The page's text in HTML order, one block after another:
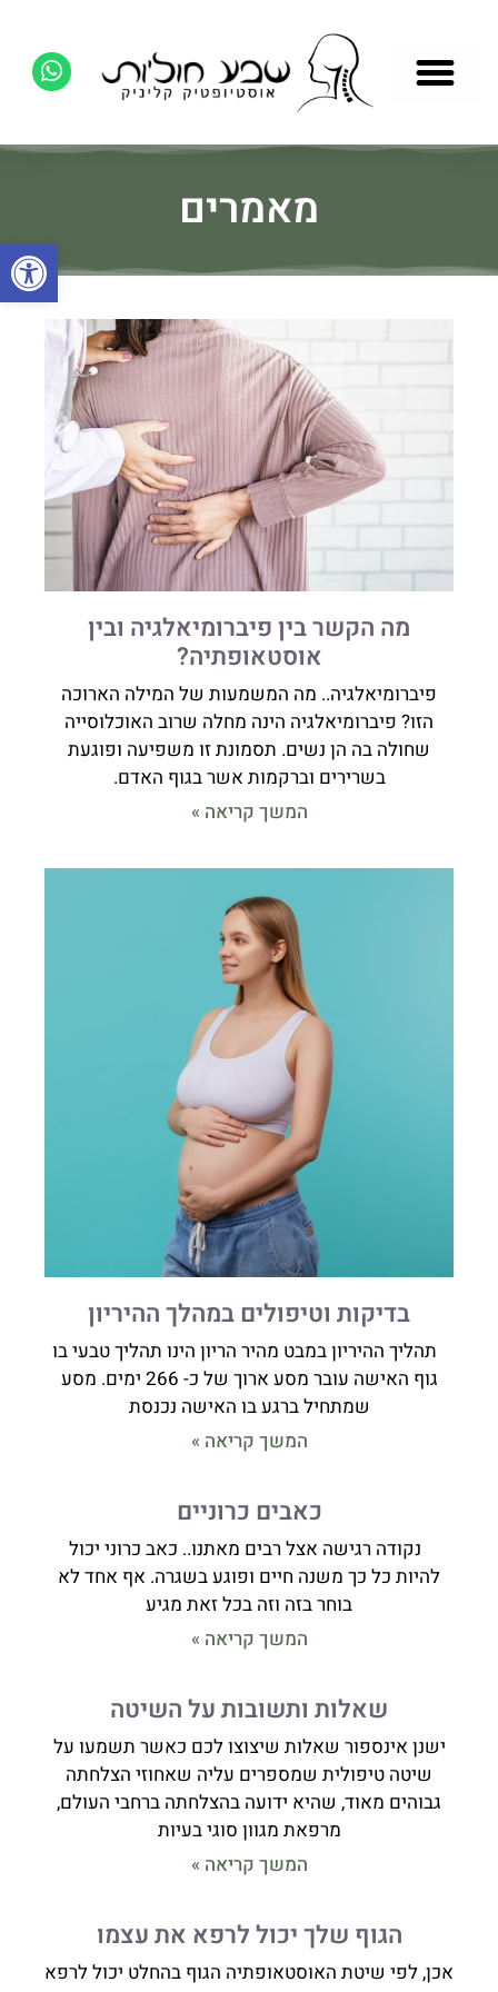
פתח
מאמרים
מה הקשר בין פיברומיאלגיה ובין
אוסטאופתיה?
פיברומיאלגיה.. מה המשמעות של המילה הארוכה
הזו? פיברומיאלגיה הינה מחלה שרוב האוכלוסייה
שחולה בה הן נשים. תסמונת זו משפיעה ופוגעת
בשרירים וברקמות אשר בגוף האדם.
המשך קריאה »
בדיקות וטיפולים במהלך ההיריון
תהליך ההיריון במבט מהיר הריון הינו תהליך טבעי בו
גוף האישה עובר מסע ארוך של כ- 266 ימים. מסע
שמתחיל ברגע בו האישה נכנסת
המשך קריאה »
כאבים כרוניים
נקודה רגישה אצל רבים מאתנו.. כאב כרוני יכול
להיות כל כך משנה חיים ופוגע בשגרה. אף אחד לא
בוחר בזה וזה בכל זאת מגיע
המשך קריאה »
שאלות ותשובות על השיטה
ישנן אינספור שאלות שיצוצו לכם כאשר תשמעו על
שיטה טיפולית שמספרים עליה שאחוזי הצלחתה
גבוהים מאוד, שהיא ידועה בהצלחתה ברחבי העולם,
מרפאת מגוון סוגי בעיות
המשך קריאה »
הגוף שלך יכול לרפא את עצמו
אכן, לפי שיטת האוסטאופתיה הגוף בהחלט יכול לרפא